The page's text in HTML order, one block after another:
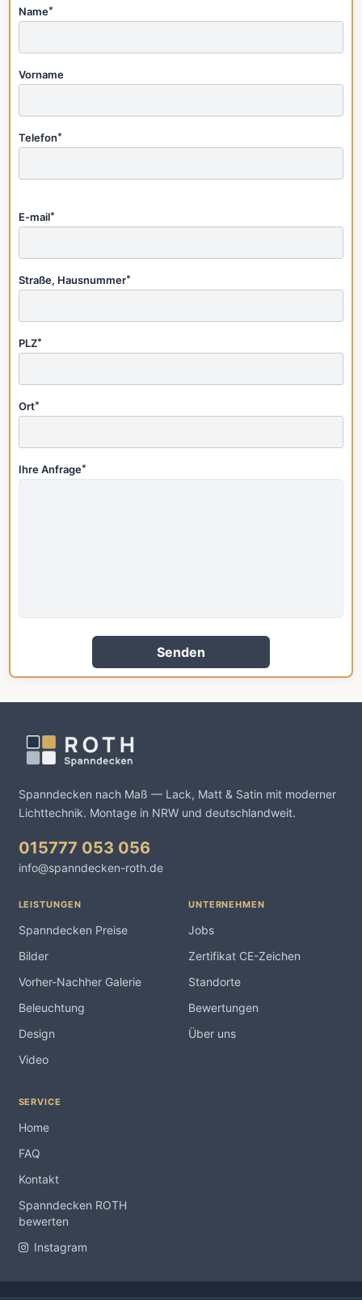
Name*
Vorname
Telefon*
E-mail*
Straße, Hausnummer*
PLZ*
Ort*
Ihre Anfrage*
Senden
Spanndecken nach Maß — Lack, Matt & Satin mit moderner
Lichttechnik. Montage in NRW und deutschlandweit.
015777 053 056
info@spanndecken-roth.de
LEISTUNGEN
Spanndecken Preise
Bilder
Vorher-Nachher Galerie
Beleuchtung
Design
Video
UNTERNEHMEN
Jobs
Zertifikat CE-Zeichen
Standorte
Bewertungen
Über uns
SERVICE
Home
FAQ
Kontakt
Spanndecken ROTH
bewerten
Instagram